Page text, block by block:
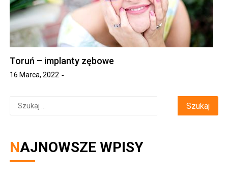
Toruń – implanty zębowe
16 Marca, 2022
Szukaj:
NAJNOWSZE WPISY